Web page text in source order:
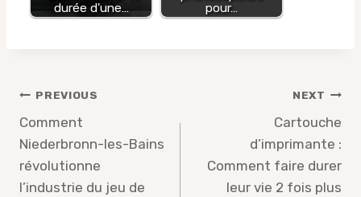
durée d'une…
pour…
Post
navigation
PREVIOUS
Comment
Niederbronn-les-Bains
révolutionne
l’industrie du jeu de
NEXT
Cartouche
d’imprimante :
Comment faire durer
leur vie 2 fois plus